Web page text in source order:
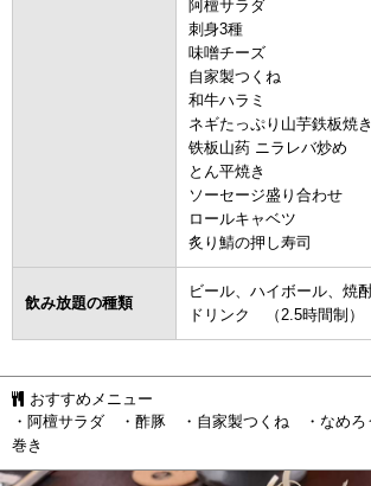
阿檀サラダ
刺身3種
味噌チーズ
自家製つくね
和牛ハラミ
ネギたっぷり山芋鉄板焼
铁板山药 ニラレバ炒め
とん平焼き
ソーセージ盛り合わせ
ロールキャベツ
炙り鯖の押し寿司
飲み放題の種類
ビール、ハイボール、焼
ドリンク （2.5時間制）
おすすめメニュー
・阿檀サラダ ・酢豚 ・自家製つくね ・なめ
巻き